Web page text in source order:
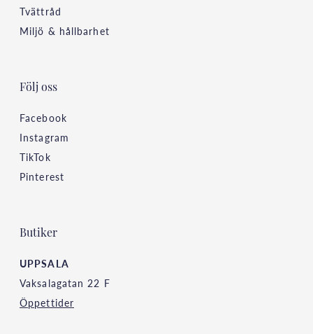
Tvättråd
Miljö & hållbarhet
Följ oss
Facebook
Instagram
TikTok
Pinterest
Butiker
UPPSALA
Vaksalagatan 22 F
Öppettider